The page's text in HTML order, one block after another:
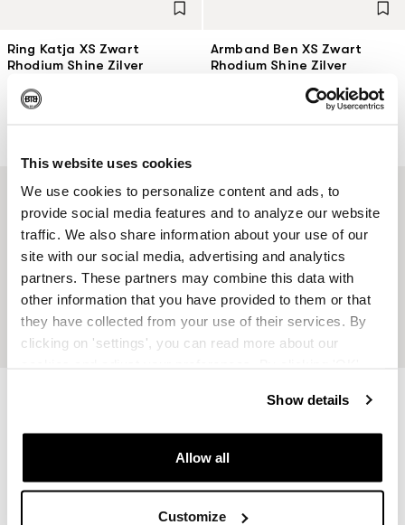
This website uses cookies
We use cookies to personalize content and ads, to
provide social media features and to analyze our website
traffic. We also share information about your use of our
site with our social media, advertising and analytics
partners. These partners may combine this data with
other information that you have provided to them or that
they have collected from your use of their services. By
clicking on 'settings', you can read more about our
Show details
Allow all
Customize
Ring Katja XS Zwart
Rhodium Shine Zilver
Armband Ben XS Zwart
Rhodium Shine Zilver
Gerecycled 925 sterling zilver
Rhodium Shine Zilver
TIJDELIJK UITVERKOCHT